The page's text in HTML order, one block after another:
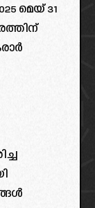
മെയ് 31